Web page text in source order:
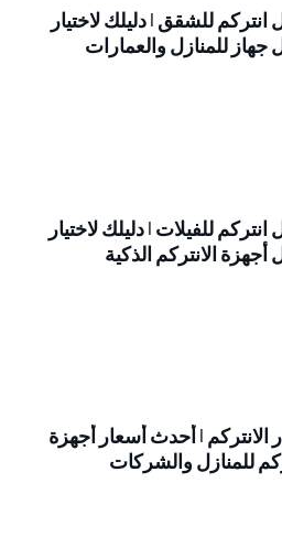
انتركم للشقق | دليلك لاختيار
جهاز للمنازل والعمارات
انتركم للفيلات | دليلك لاختيار
أجهزة الانتركم الذكية
الانتركم | أحدث أسعار أجهزة
للمنازل والشركات